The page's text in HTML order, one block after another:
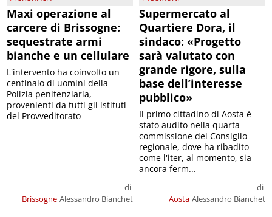
Maxi operazione al
carcere di Brissogne:
sequestrate armi
bianche e un cellulare
Brissogne
di
Alessandro Bianchet
L'intervento ha coinvolto un
centinaio di uomini della
Polizia penitenziaria,
provenienti da tutti gli istituti
del Provveditorato
Supermercato al
Quartiere Dora, il
sindaco: «Progetto
sarà valutato con
grande rigore, sulla
base dell’interesse
pubblico»
Aosta
di
Alessandro Bianchet
Il primo cittadino di Aosta è
stato audito nella quarta
commissione del Consiglio
regionale, dove ha ribadito
come l'iter, al momento, sia
ancora ferm...